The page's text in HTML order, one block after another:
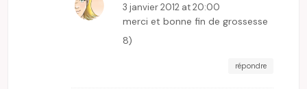
3 janvier 2012 at 20:00
merci et bonne fin de grossesse
8)
répondre